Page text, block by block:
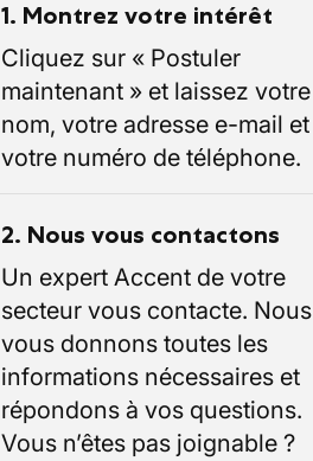
1. Montrez votre intérêt
Cliquez sur « Postuler
maintenant » et laissez votre
nom, votre adresse e-mail et
votre numéro de téléphone.
2. Nous vous contactons
Un expert Accent de votre
secteur vous contacte. Nous
vous donnons toutes les
informations nécessaires et
répondons à vos questions.
Vous n’êtes pas joignable ?